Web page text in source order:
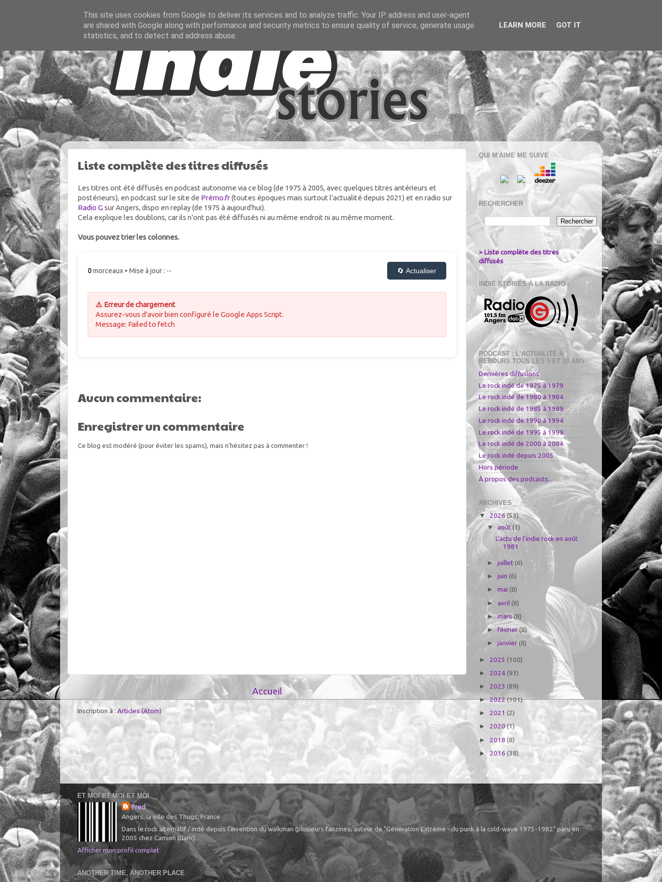
Liste complète des titres diffusés
Les titres ont été diffusés en podcast autonome via ce blog (de 1975 à 2005, avec quelques titres antérieurs et
postérieurs), en podcast sur le site de Prémo.fr(toutes époques mais surtout l'actualité depuis 2021) et en radio sur
Radio Gsur Angers, dispo en replay (de 1975 à aujourd'hui).
Cela explique les doublons, car ils n'ont pas été diffusés ni au même endroit ni au même moment.
Vous pouvez trier les colonnes.
0morceaux • Mise à jour : -- 🔄 Actualiser
⚠️ Erreur de chargement
Assurez-vous d'avoir bien configuré le Google Apps Script.
Message: Failed to fetch
Aucun commentaire:
Enregistrer un commentaire
Ce blog est modéré (pour éviter les spams), mais n'hésitez pas à commenter !
Accueil
Inscription à : Articles (Atom)
QUI M'AIME ME SUIVE
RECHERCHER
> Liste complète des titres
diffusés
INDIE STORIES À LA RADIO :
PODCAST : L'ACTUALITÉ À
REBOURS TOUS LES 5 ET 10 ANS
Dernières diffusions
Le rock indé de 1975 à 1979
Le rock indé de 1980 à 1984
Le rock indé de 1985 à 1989
Le rock indé de 1990 à 1994
Le rock indé de 1995 à 1999
Le rock indé de 2000 à 2004
Le rock indé depuis 2005
Hors période
À propos des podcasts...
ARCHIVES
▼ 2026(53)
▼août(1)
L'actu de l'indie rock en août
1981
►juillet(6)
►juin (6)
►mai (8)
► avril (8)
►mars(8)
►février(8)
►janvier(8)
► 2025 (100)
► 2024 (93)
► 2023 (89)
►2022(101)
► 2021 (2)
► 2020(1)
► 2018 (8)
►2016 (38)
ET MOI ET MOI ET MOI
Fred
Angers, la ville des Thugs, France
Dans le rock alternatif / indé depuis l'invention du walkman (plusieurs fanzines, auteur de "Génération Extrême - du punk à la cold-wave 1975-1982" paru en
2005 chez Camion Blanc).
Afficher mon profil complet
ANOTHER TIME, ANOTHER PLACE
This site uses cookies from Google to deliver its services and to analyze traffic. Your IP address and user-agent
are shared with Google along with performance and security metrics to ensure quality of service, generate usage
statistics, and to detect and address abuse.
LEARN MORE GOT IT